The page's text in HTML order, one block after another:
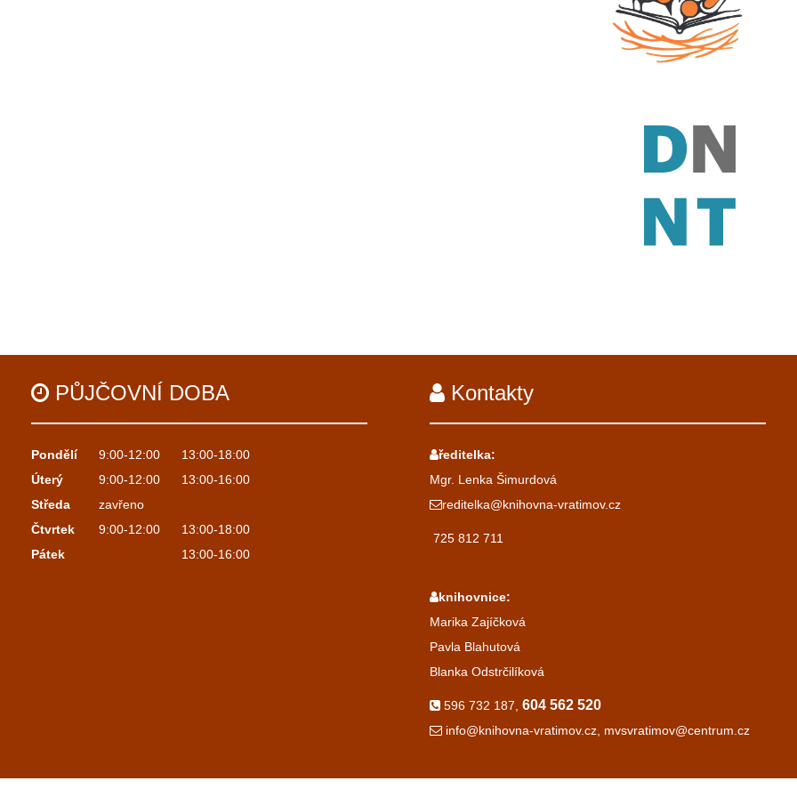
PŮJČOVNÍ DOBA
Pondělí 9:00-12:00 13:00-18:00
Úterý
9:00-12:00
13:00-16:00
Středa
zavřeno
Čtvrtek
9:00-12:00
13:00-18:00
Pátek
13:00-16:00
Kontakty
ředitelka:
Mgr. Lenka Šimurdová
reditelka@knihovna-vratimov.cz
725 812 711
knihovnice:
Marika Zajíčková
Pavla Blahutová
Blanka Odstrčilíková
596 732 187, 604 562 520
info@knihovna-vratimov.cz, mvsvratimov@centrum.cz